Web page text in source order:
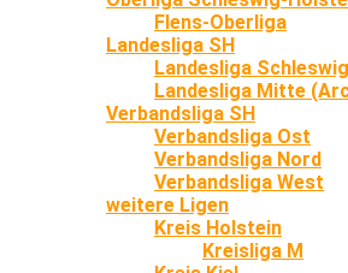
Flens-Oberliga
Landesliga SH
Landesliga Schleswig
Landesliga Mitte
Verbandsliga SH
Verbandsliga Ost
Verbandsliga Nord
Verbandsliga West
weitere Ligen
Kreis Holstein
Kreisliga M